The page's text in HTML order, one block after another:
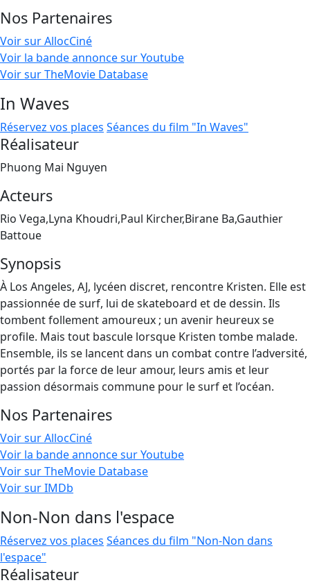
Nos Partenaires
Voir sur AllocCiné
Voir la bande annonce sur Youtube
Voir sur TheMovie Database
In Waves
Réservez vos places Séances du film "In Waves"
Réalisateur
Phuong Mai Nguyen
Acteurs
Rio Vega,Lyna Khoudri,Paul Kircher,Birane Ba,Gauthier
Battoue
Synopsis
À Los Angeles, AJ, lycéen discret, rencontre Kristen. Elle est
passionnée de surf, lui de skateboard et de dessin. Ils
tombent follement amoureux ; un avenir heureux se
profile. Mais tout bascule lorsque Kristen tombe malade.
Ensemble, ils se lancent dans un combat contre l’adversité,
portés par la force de leur amour, leurs amis et leur
passion désormais commune pour le surf et l’océan.
Nos Partenaires
Voir sur AllocCiné
Voir la bande annonce sur Youtube
Voir sur TheMovie Database
Voir sur IMDb
Non-Non dans l'espace
Réservez vos places Séances du film "Non-Non dans
l'espace"
Réalisateur